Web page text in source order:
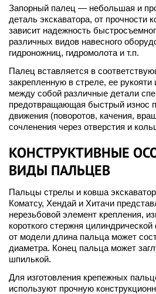
Запорный палец — небольшая и
деталь экскаватора, от прочности
зависит надежность
различных видов навесного
гидроножниц, гидромолота и т.п.
Палец вставляется в
закрепленную в стреле, ее
между собой различные детали
предотвращающая быстрый износ
движения (поворотов, качения,
сочленения через отверстия и
КОНСТРУКТИВНЫЕ
ВИДЫ ПАЛЬЦЕВ
Пальцы стрелы и ковша
Коматсу, Хендай и Хитачи
нерезьбовой элемент крепления,
короткого стержня
от модели длина пальца может
диаметра. Конец пальца может
шпилькой.
Для изготовления крепежных
используют прочную